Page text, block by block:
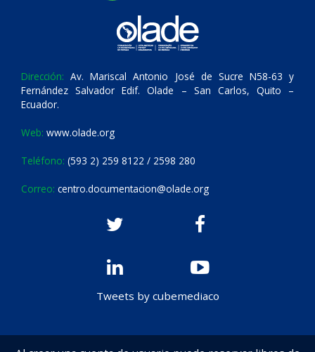
Dirección: Av. Mariscal Antonio José de Sucre N58-63 y
Fernández Salvador Edif. Olade – San Carlos, Quito –
Ecuador.
Web: www.olade.org
Teléfono: (593 2) 259 8122 / 2598 280
Correo: centro.documentacion@olade.org
Tweets by cubemediaco